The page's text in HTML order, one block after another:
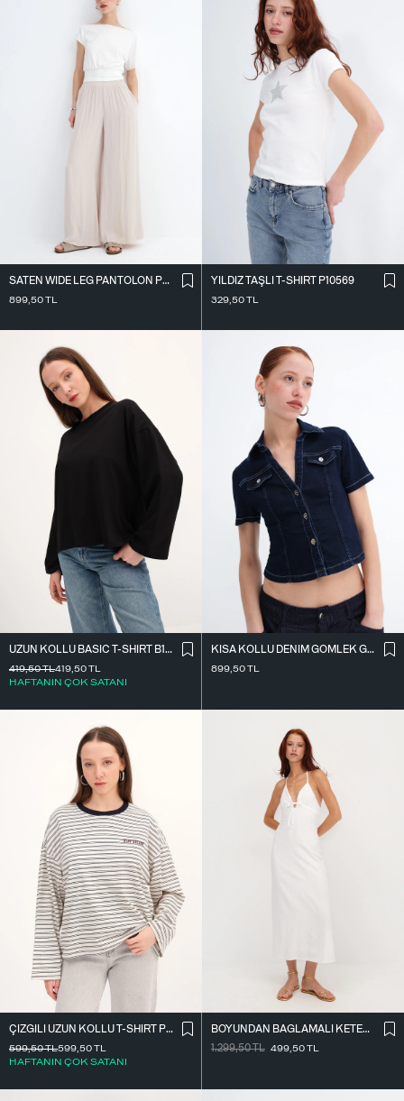
SATEN WIDE LEG PANTOLON PN17298
899,50TL
YILDIZ TAŞLI T-SHIRT P10569
329,50TL
UZUN KOLLU BASIC T-SHIRT B10571
419,50TL
HAFTANIN ÇOK SATANI
419,50TL
KISA KOLLU DENIM GÖMLEK G17600
899,50TL
ÇIZGILI UZUN KOLLU T-SHIRT P10522
599,50TL
HAFTANIN ÇOK SATANI
599,50TL
BOYUNDAN BAĞLAMALI KETEN KARIŞIMLI ELBISE E17497
1.299,50TL 499,50TL